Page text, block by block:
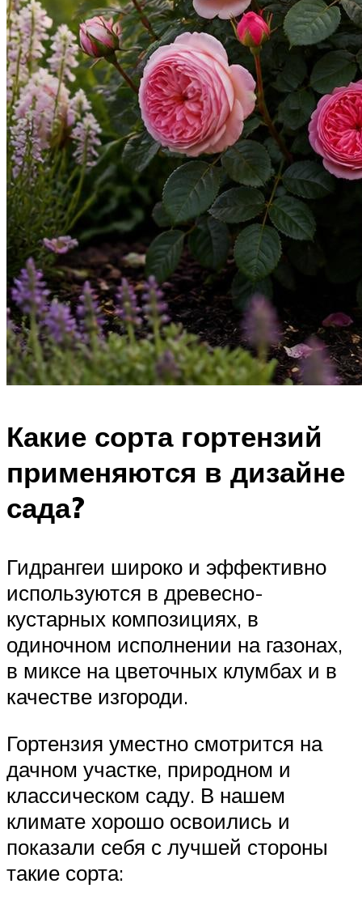
Какие сорта гортензий
применяются в дизайне
сада?
Гидрангеи широко и эффективно
используются в древесно-
кустарных композициях, в
одиночном исполнении на газонах,
в миксе на цветочных клумбах и в
качестве изгороди.
Гортензия уместно смотрится на
дачном участке, природном и
классическом саду. В нашем
климате хорошо освоились и
показали себя с лучшей стороны
такие сорта: